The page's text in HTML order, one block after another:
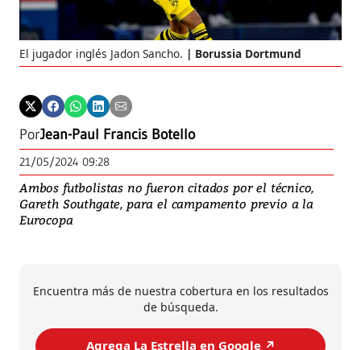
El jugador inglés Jadon Sancho. Borussia Dortmund
PorJean-Paul Francis Botello
21/05/2024 09:28
Ambos futbolistas no fueron citados por el técnico,
Gareth Southgate, para el campamento previo a la
Eurocopa
Encuentra más de nuestra cobertura en los resultados
de búsqueda.
Agrega La Estrella en Google ↗️